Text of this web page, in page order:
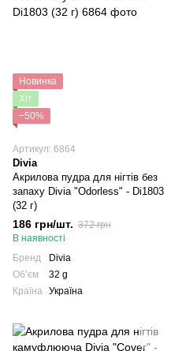
Новинка
Хіт
−50%
Артикул: 6864
Divia
Акрилова пудра для нігтів без
запаху Divia "Odorless" - Di1803
(32 г)
186 грн/шт. 372 грн
В наявності
Бренд
Divia
Обʼєм
32 g
Країна
Україна